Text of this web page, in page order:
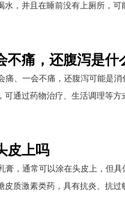
水，并且在睡前没有上厕所，
不痛，还腹泻是什
痛、一会不痛，还腹泻可能是
可通过药物治疗、生活调理等
皮上吗
膏，通常可以涂在头皮上，但
皮质激素类药，具有抗炎、抗